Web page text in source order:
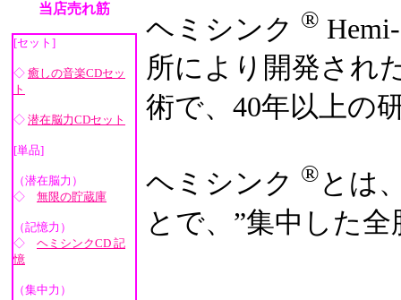
当店売れ筋
[セット]
◇ 癒しの音楽CDセッ
ト
◇ 潜在脳力CDセット
[単品]
（潜在脳力）
◇ 無限の貯蔵庫
（記憶力）
◇ ヘミシンクCD 記
憶
（集中力）
ヘミシンク ®
所により開発され
術で、40年以上の
ヘミシンク ® とは
とで、”集中した